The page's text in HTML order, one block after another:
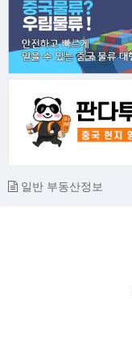
일반 부동산정보